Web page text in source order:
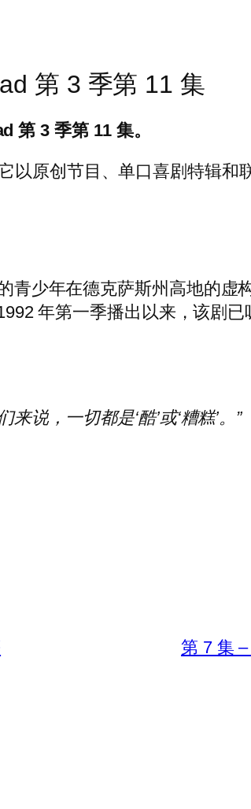
第 3 季第 11 集
第 3 季第 11 集。
以原创节目、单口喜剧特辑和
青少年在德克萨斯州高地的虚
年第一季播出以来，该剧
说，一切都是‘酷’或‘糟糕’。”
第 7 集